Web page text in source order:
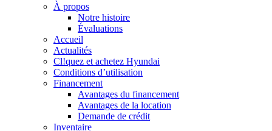
À propos
Notre histoire
Évaluations
Accueil
Actualités
Cl!quez et achetez Hyundai
Conditions d’utilisation
Financement
Avantages du financement
Avantages de la location
Demande de crédit
Inventaire